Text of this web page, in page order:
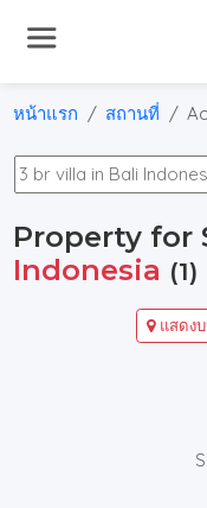
หน้าแรก สถานที่
Property for
Indonesia (1)
แสดง